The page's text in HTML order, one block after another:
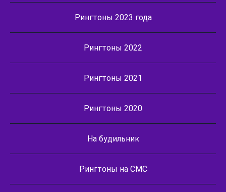
Рингтоны 2023 года
Рингтоны 2022
Рингтоны 2021
Рингтоны 2020
На будильник
Рингтоны на СМС